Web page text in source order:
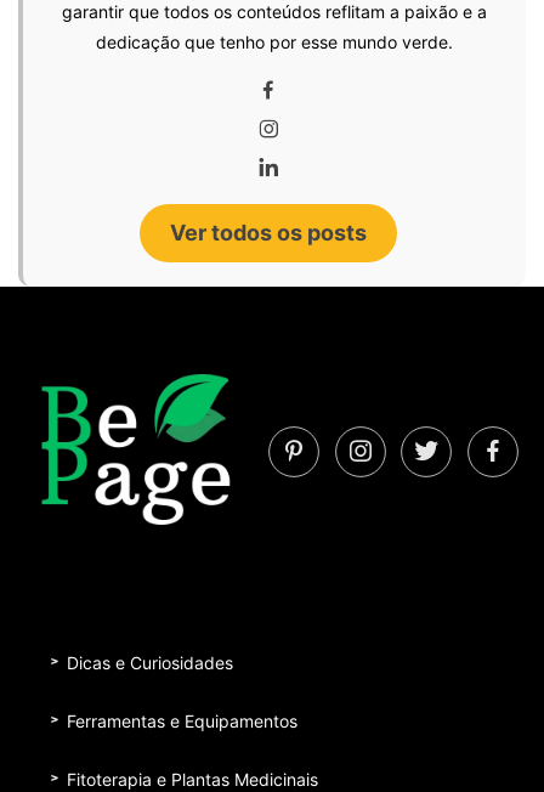
garantir que todos os conteúdos reflitam a paixão e a
dedicação que tenho por esse mundo verde.
Ver todos os posts
Dicas e Curiosidades
Ferramentas e Equipamentos
Fitoterapia e Plantas Medicinais